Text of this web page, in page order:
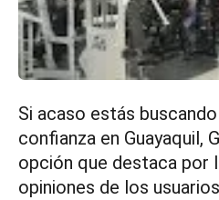
Si acaso estás
confianza en Guayaquil,
opción que destaca por
opiniones de los